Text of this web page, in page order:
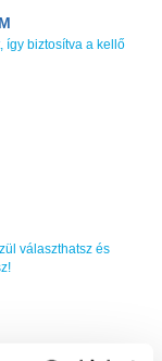
így biztosítva a kellő
választhatsz és